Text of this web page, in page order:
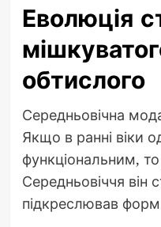
Еволюція
обтислого
Середньовічна
Якщо в ранні віки
функціональним, то
Середньовіччя він
підкреслював